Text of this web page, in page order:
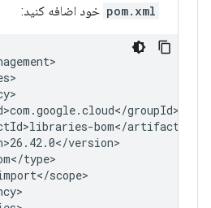
pom.xml خود اضافه کنید: